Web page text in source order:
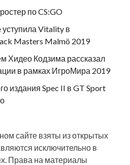
по CS:GO
уступила Vitality в
Masters Malmö 2019
Хидео Кодзима рассказал
в рамках ИгроМира 2019
издания Spec II в GT Sport
сайте взяты из открытых
исключительно в
Права на материалы